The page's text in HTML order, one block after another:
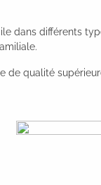
dans différents
de qualité